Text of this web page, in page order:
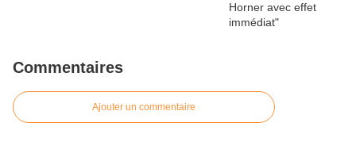
Commentaires
Ajouter un commentaire